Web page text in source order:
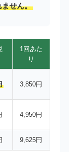
ません。
1回あた
り
3,850円
4,950円
9,625円